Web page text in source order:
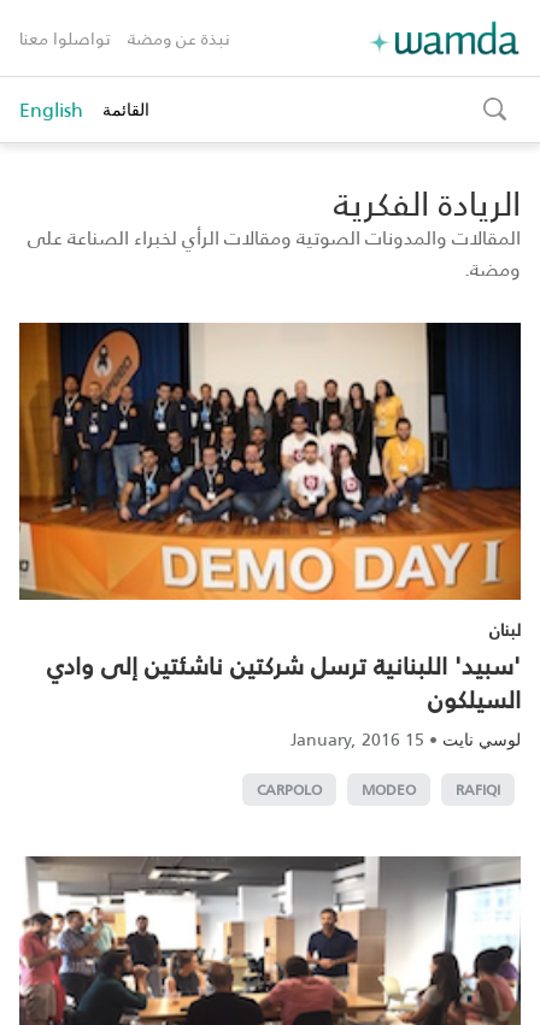
نبذة عن ومضة تواصلوا معنا
toggle
search
القائمة English
الريادة الفكرية
المقالات والمدونات الصوتية ومقالات الرأي لخبراء الصناعة على
ومضة.
لبنان
'سبيد' اللبنانية ترسل شركتين ناشئتين إلى وادي
السيلكون
لوسي نايت •
15 January, 2016
RAFIQI
MODEO
CARPOLO